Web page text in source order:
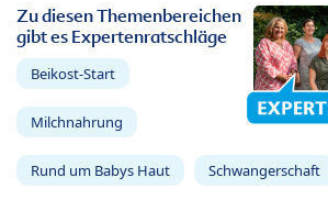
Zu diesen Themenbereichen
gibt es Expertenratschläge
Beikost-Start
Milchnahrung
Rund um Babys Haut Schwangerschaft